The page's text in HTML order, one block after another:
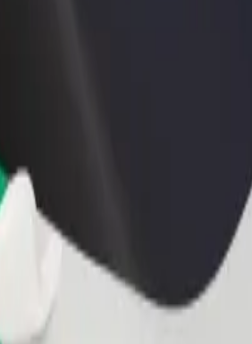
i pronađi savršenu za svoje putovanje.